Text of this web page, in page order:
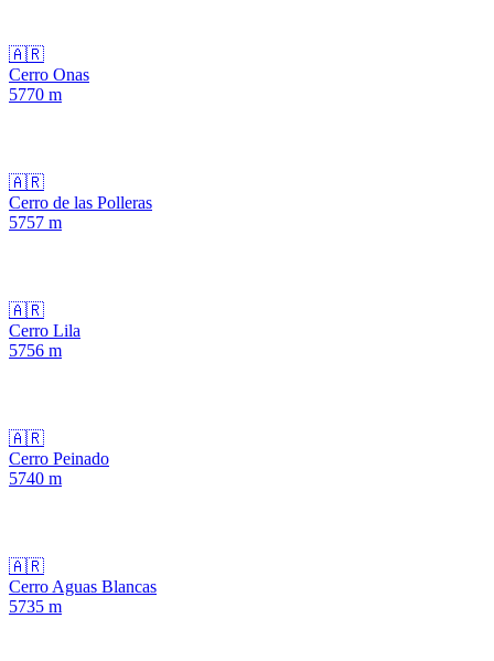
🇦🇷
Cerro Onas
5770 m
🇦🇷
Cerro de las Polleras
5757 m
🇦🇷
Cerro Lila
5756 m
🇦🇷
Cerro Peinado
5740 m
🇦🇷
Cerro Aguas Blancas
5735 m